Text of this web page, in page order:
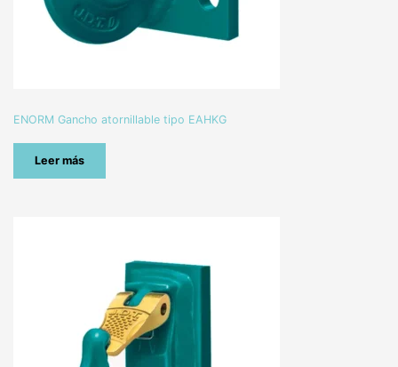
ENORM Gancho atornillable tipo EAHKG
Leer más